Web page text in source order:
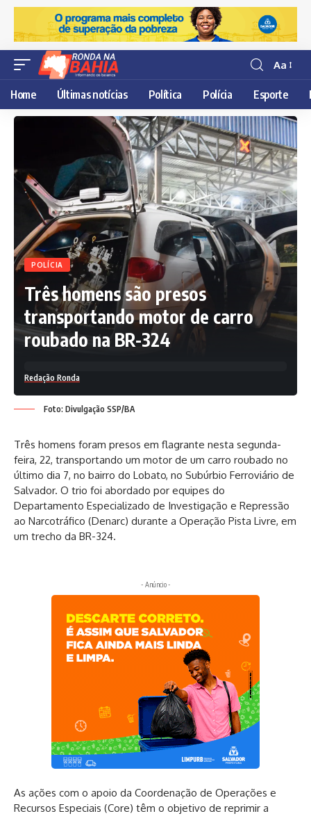
Resisor
de
fonte
Aa
Home Últimas notícias Política Polícia Esporte
POLÍCIA
Três homens são presos
transportando motor de carro
roubado na BR-324
Redação Ronda
Foto: Divulgação SSP/BA
Três homens foram presos em flagrante nesta segunda-
feira, 22, transportando um motor de um carro roubado no
último dia 7, no bairro do Lobato, no Subúrbio Ferroviário de
Salvador. O trio foi abordado por equipes do
Departamento Especializado de Investigação e Repressão
ao Narcotráfico (Denarc) durante a Operação Pista Livre, em
um trecho da BR-324.
- Anúncio -
As ações com o apoio da Coordenação de Operações e
Recursos Especiais (Core) têm o objetivo de reprimir a